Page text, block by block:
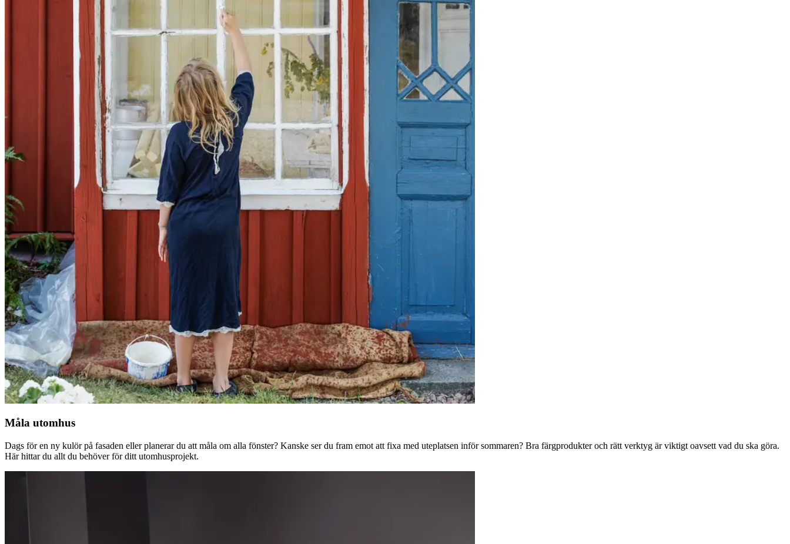
Måla utomhus
Dags för en ny kulör på fasaden eller planerar du att måla om alla fönster? Kanske ser du fram emot att fixa med uteplatsen inför sommaren? Bra färgprodukter och rätt verktyg är viktigt oavsett vad du ska göra.
Här hittar du allt du behöver för ditt utomhusprojekt.